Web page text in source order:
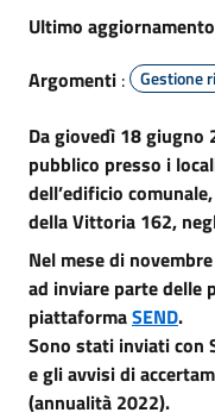
Ultimo aggiornamento
Argomenti : Gestione
Da giovedì 18
pubblico presso i
dell’edificio
della Vittoria 162,
Nel mese di
ad inviare parte delle
piattaformaSEND.
Sono stati inviati con
e gli avvisi di
(annualità 2022).